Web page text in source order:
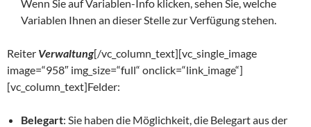
Wenn Sie auf Variablen-Info klicken, sehen Sie, welche
Variablen Ihnen an dieser Stelle zur Verfügung stehen.
Reiter Verwaltung[/vc_column_text][vc_single_image
image=“958″ img_size=“full“ onclick=“link_image“]
[vc_column_text]Felder:
Belegart: Sie haben die Möglichkeit, die Belegart aus der